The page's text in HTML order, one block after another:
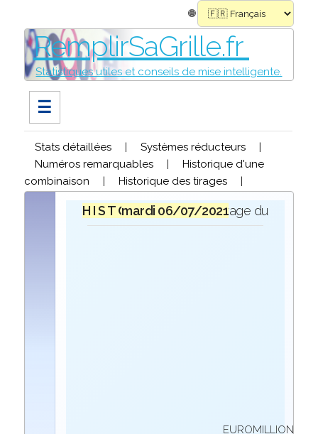
🌐
RemplirSaGrille.fr
Statistiques utiles et conseils de mise intelligente.
☰
Stats détaillées | Systèmes réducteurs
|
Numéros remarquables
|
Historique d'une
combinaison
| Historique des tirages |
H I S T O R I Q U Elors du tirage du
mardi 06/07/2021
EUROMILLIONS